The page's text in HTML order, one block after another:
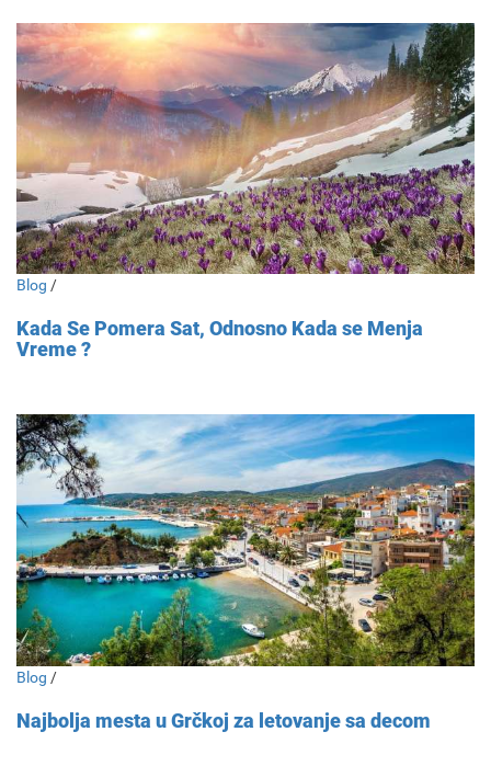
Blog /
Kada Se Pomera Sat, Odnosno Kada se Menja
Vreme ?
Blog /
Najbolja mesta u Grčkoj za letovanje sa decom